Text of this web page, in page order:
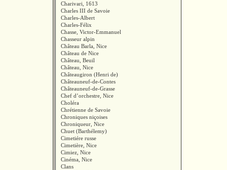
Charivari, 1613
Charles III de Savoie
Charles-Albert
Charles-Félix
Chasse, Victor-Emmanuel
Chasseur alpin
Château Barla, Nice
Château de Nice
Château, Beuil
Château, Nice
Châteaugiron (Henri de)
Châteauneuf-de-Contes
Châteauneuf-de-Grasse
Chef d’orchestre, Nice
Choléra
Chrétienne de Savoie
Chroniques niçoises
Chroniqueur, Nice
Chuet (Barthélemy)
Cimetiére russe
Cimetière, Nice
Cimiez, Nice
Cinéma, Nice
Clans